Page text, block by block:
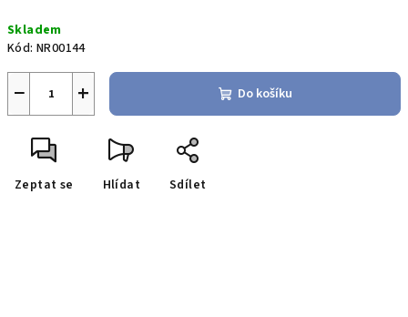
cena:
Skladem
Kód: NR00144
+
− Do košíku
Zeptat se Hlídat Sdílet